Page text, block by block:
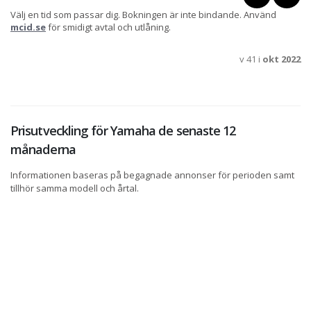
Välj en tid som passar dig. Bokningen är inte bindande. Använd
mcid.seför smidigt avtal och utlåning.
v 41 i okt 2022
Prisutveckling för Yamaha de senaste 12
månaderna
Informationen baseras på begagnade annonser för perioden samt
tillhör samma modell och årtal.